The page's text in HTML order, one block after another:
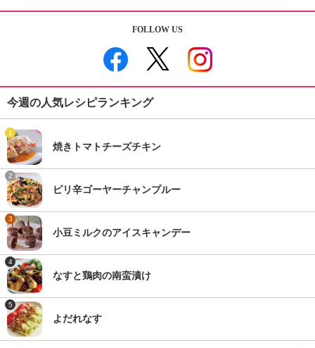
FOLLOW US
今週の人気レシピランキング
1
焼きトマトチーズチキン
2
ピリ辛ゴーヤーチャンプルー
3
小豆ミルクのアイスキャンデー
4
なすと鶏肉の南蛮漬け
5
よだれなす